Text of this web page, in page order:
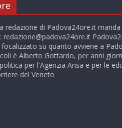
redazione di Padova24ore.it
redazione@padova24ore.it
su quanto avviene a
è Alberto Gottardo, per anni
per l'Agenzia Ansa e per le
del Veneto